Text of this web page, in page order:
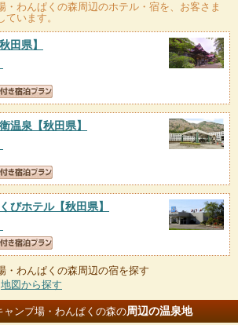
・わんぱくの森周辺のホテル・宿を、お客さま
います。
秋田県】
温泉 【秋田県】
びホテル【秋田県】
・わんぱくの森周辺の宿を探す
地図から探す
ャンプ場・わんぱくの森の周辺の温泉地